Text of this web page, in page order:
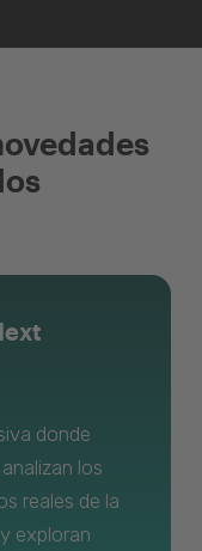
donde
los
reales de la
exploran